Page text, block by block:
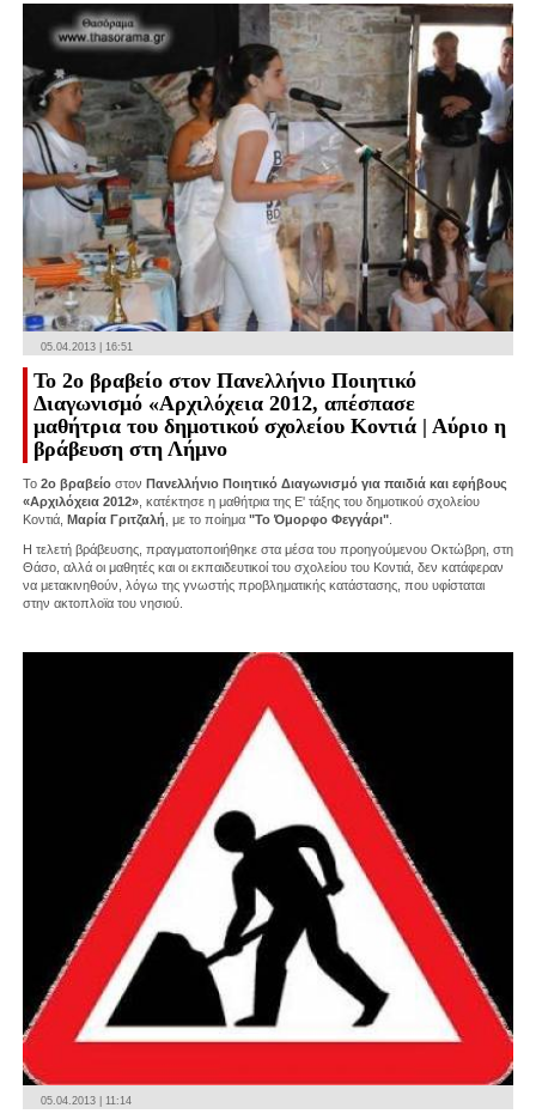
05.04.2013 | 16:51
Το 2ο βραβείο στον Πανελλήνιο Ποιητικό
Διαγωνισμό «Αρχιλόχεια 2012, απέσπασε
μαθήτρια του δημοτικού σχολείου Κοντιά | Αύριο η
βράβευση στη Λήμνο
To 2ο βραβείο στον Πανελλήνιο Ποιητικό Διαγωνισμό για παιδιά και εφήβους
«Αρχιλόχεια 2012» , κατέκτησε η μαθήτρια της Ε' τάξης του δημοτικού σχολείου
Κοντιά,
Μαρία Γριτζαλή , με το ποίημα "Το Όμορφο Φεγγάρι"
Η τελετή βράβευσης, πραγματοποιήθηκε στα μέσα του προηγούμενου Οκτώβρη, στη
Θάσο, αλλά οι μαθητές και οι εκπαιδευτικοί του σχολείου του Κοντιά, δεν κατάφεραν
να μετακινηθούν, λόγω της γνωστής προβληματικής κατάστασης, που υφίσταται
στην ακτοπλοϊα του νησιού.
05.04.2013 | 11:14